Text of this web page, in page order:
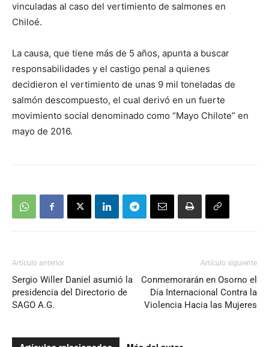
vinculadas al caso del vertimiento de salmones en
Chiloé.
La causa, que tiene más de 5 años, apunta a buscar
responsabilidades y el castigo penal a quienes
decidieron el vertimiento de unas 9 mil toneladas de
salmón descompuesto, el cual derivó en un fuerte
movimiento social denominado como “Mayo Chilote” en
mayo de 2016.
Artículo anterior
Sergio Willer Daniel asumió la
presidencia del Directorio de
SAGO A.G.
Artículo siguiente
Conmemorarán en Osorno el
Día Internacional Contra la
Violencia Hacia las Mujeres